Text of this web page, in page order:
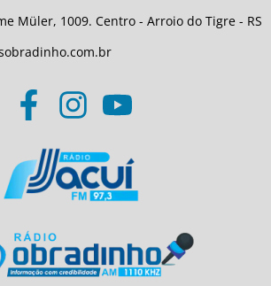
Müler, 1009. Centro - Arroio do Tigre - RS